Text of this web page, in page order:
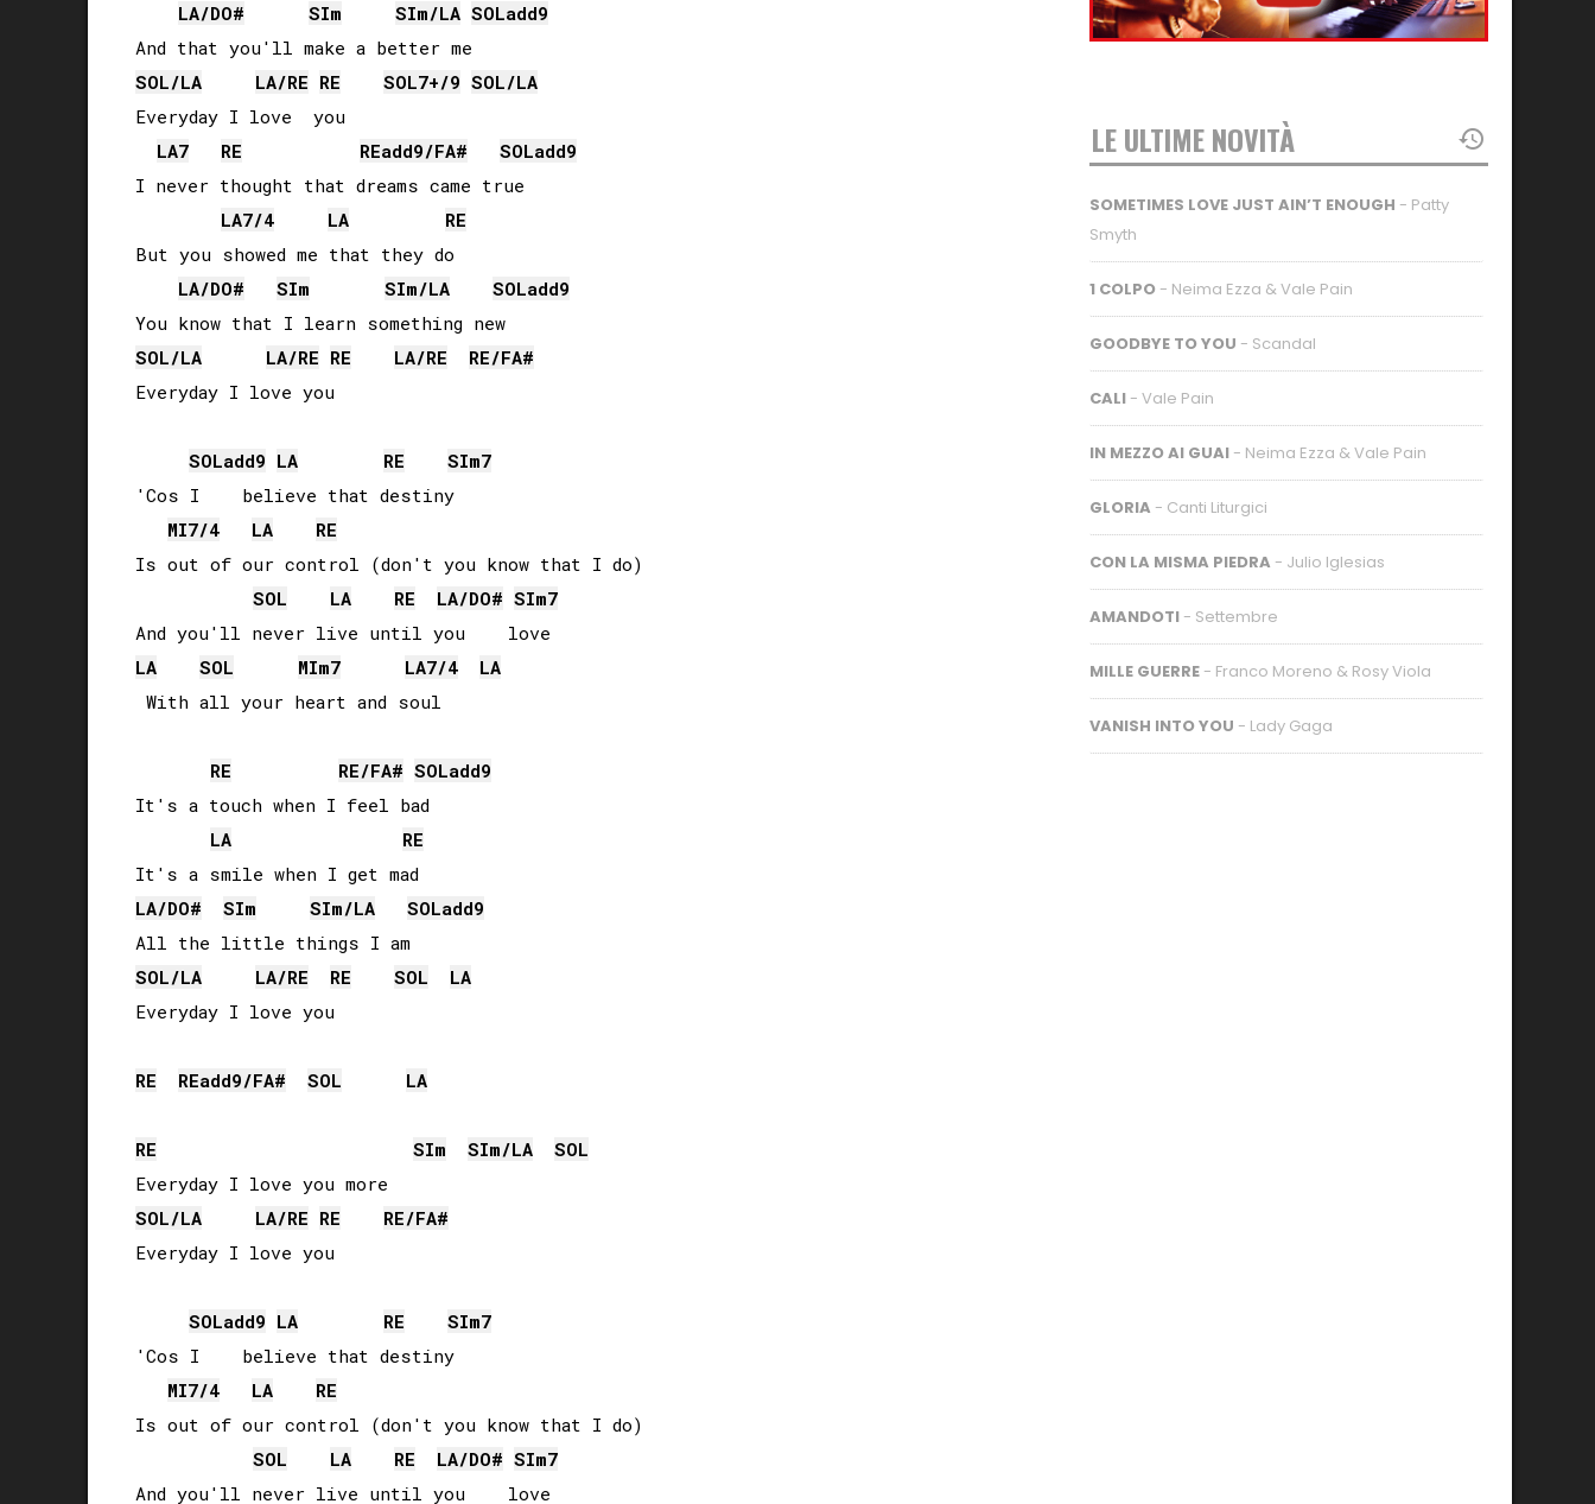
LA/DO# SIm SIm/LA SOLadd9
SOL/LA LA/RE RE SOL7+/9 SOL/LA
Everyday I love  you
LA7 RE REadd9/FA# SOLadd9
I never thought that dreams came true
LA7/4 LA
RE
But you showed me that they do
LA/DO# SIm SIm/LA SOLadd9
SOL/LA LA/RE RE LA/RE RE/FA#
Everyday I love you
SOLadd9 LA RE SIm7
'Cos I    believe that destiny
MI7/4 LA
RE
Is out of our control (don't you know that I do)
SOL
LA RE LA/DO# SIm7
LA
SOL MIm7 LA7/4
LA
With all your heart and soul
RE RE/FA# SOLadd9
It's a touch when I feel bad
LA
RE
LA/DO# SIm SIm/LA SOLadd9
SOL/LA LA/RE RE SOL
LA
Everyday I love you
RE REadd9/FA# SOL LA
RE SIm SIm/LA
SOL
SOL/LA LA/RE RE RE/FA#
Everyday I love you
SOLadd9 LA RE SIm7
'Cos I    believe that destiny
MI7/4 LA
RE
Is out of our control (don't you know that I do)
SOL
LA RE LA/DO# SIm7
LE ULTIME NOVITÀ
SOMETIMES LOVE JUST AIN’T ENOUGH - Patty
Smyth
1 COLPO - Neima Ezza & Vale Pain
GOODBYE TO YOU - Scandal
CALI - Vale Pain
IN MEZZO AI GUAI - Neima Ezza & Vale Pain
GLORIA - Canti Liturgici
CON LA MISMA PIEDRA - Julio Iglesias
AMANDOTI - Settembre
MILLE GUERRE - Franco Moreno & Rosy Viola
VANISH INTO YOU - Lady Gaga